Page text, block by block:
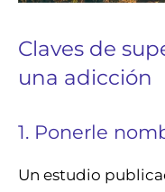
Claves de
una adicción
1. Ponerle
Un estudio